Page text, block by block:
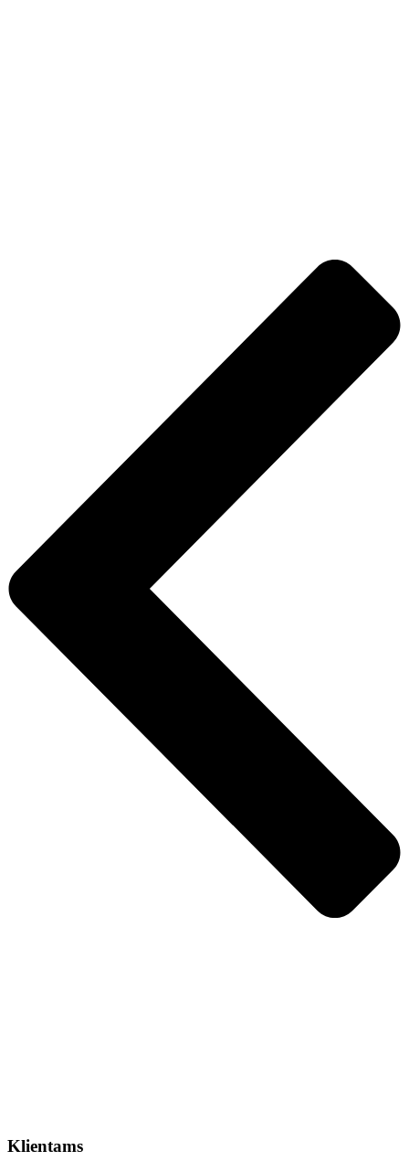
Klientams